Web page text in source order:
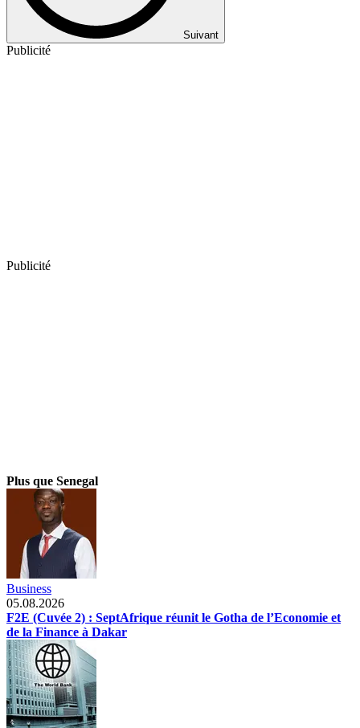
Suivant
Publicité
Publicité
Plus que Senegal
Business
05.08.2026
F2E (Cuvée 2) : SeptAfrique réunit le Gotha de l’Economie et
de la Finance à Dakar